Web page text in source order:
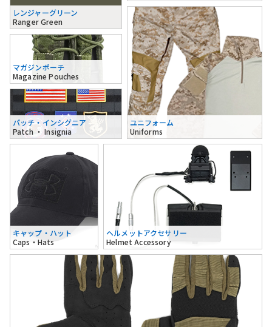
レンジャーグリーン
Ranger Green
マガジンポーチ
Magazine Pouches
パッチ・インシグニア
Patch ・ Insignia
ユニフォーム
Uniforms
キャップ・ハット
Caps・Hats
ヘルメットアクセサリー
Helmet Accessory